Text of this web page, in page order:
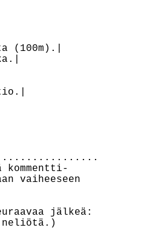
(100m).|
vaiheeseen
jälkeä:
neliötä.)